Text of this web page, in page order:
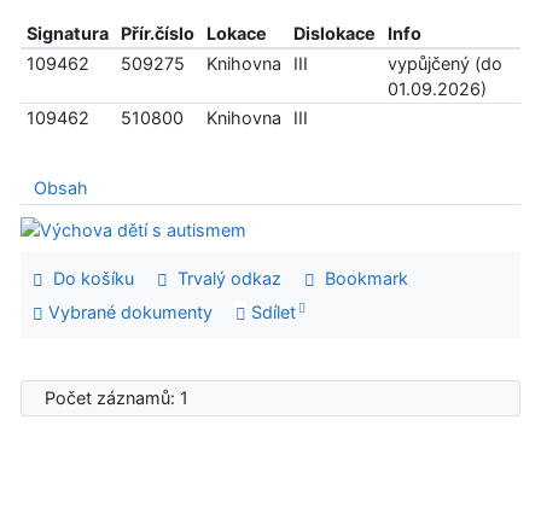
Signatura Přír.číslo Lokace Dislokace
Info
109462
509275 Knihovna III
vypůjčený (do
01.09.2026)
109462
510800 Knihovna III
Obsah
Do košíku Trvalý odkaz
Bookmark
Vybrané dokumenty
Sdílet
Počet záznamů: 1